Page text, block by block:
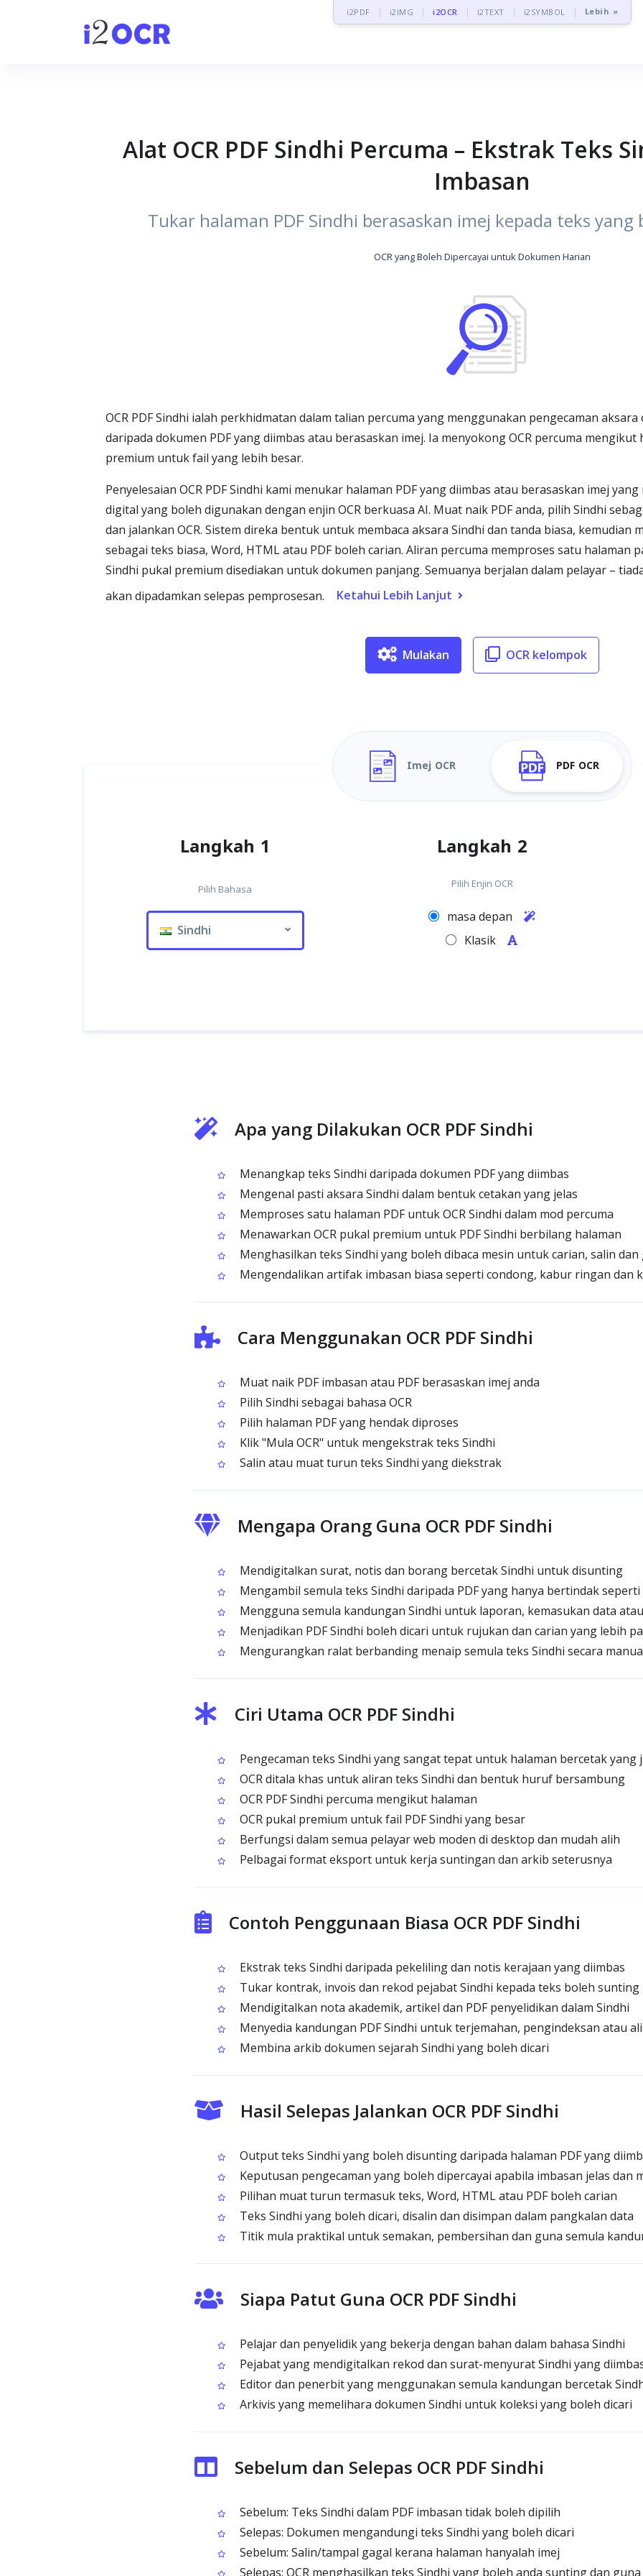
i2PDF i2IMG i2OCR i2TEXT i2SYMBOL Lebih »
Alat OCR PDF Sindhi Percuma – Ekstrak Teks
Imbasan
Tukar halaman PDF Sindhi berasaskan imej kepada teks
OCR yang Boleh Dipercayai untuk Dokumen Harian
OCR PDF Sindhi ialah perkhidmatan dalam talian percuma yang menggunakan pengecaman
daripada dokumen PDF yang diimbas atau berasaskan imej. Ia menyokong OCR percuma
premium untuk fail yang lebih besar.
Penyelesaian OCR PDF Sindhi kami menukar halaman PDF yang diimbas atau berasaskan imej
digital yang boleh digunakan dengan enjin OCR berkuasa AI. Muat naik PDF anda, pilih Sindhi
dan jalankan OCR. Sistem direka bentuk untuk membaca aksara Sindhi dan tanda biasa,
sebagai teks biasa, Word, HTML atau PDF boleh carian. Aliran percuma memproses satu halaman
Sindhi pukal premium disediakan untuk dokumen panjang. Semuanya berjalan dalam pelayar –
akan dipadamkan selepas pemprosesan.
Ketahui Lebih Lanjut
Mulakan OCR kelompok
Imej OCR PDF OCR
Langkah 1
Pilih Bahasa
Sindhi
Langkah 2
Pilih Enjin OCR
masa depan
Klasik
Apa yang Dilakukan OCR PDF Sindhi
Menangkap teks Sindhi daripada dokumen PDF yang diimbas
Mengenal pasti aksara Sindhi dalam bentuk cetakan yang jelas
Memproses satu halaman PDF untuk OCR Sindhi dalam mod percuma
Menawarkan OCR pukal premium untuk PDF Sindhi berbilang halaman
Menghasilkan teks Sindhi yang boleh dibaca mesin untuk carian, salin dan
Mengendalikan artifak imbasan biasa seperti condong, kabur ringan dan
Cara Menggunakan OCR PDF Sindhi
Muat naik PDF imbasan atau PDF berasaskan imej anda
Pilih Sindhi sebagai bahasa OCR
Pilih halaman PDF yang hendak diproses
Klik "Mula OCR" untuk mengekstrak teks Sindhi
Salin atau muat turun teks Sindhi yang diekstrak
Mengapa Orang Guna OCR PDF Sindhi
Mendigitalkan surat, notis dan borang bercetak Sindhi untuk disunting
Mengambil semula teks Sindhi daripada PDF yang hanya bertindak seperti
Mengguna semula kandungan Sindhi untuk laporan, kemasukan data
Menjadikan PDF Sindhi boleh dicari untuk rujukan dan carian yang lebih
Mengurangkan ralat berbanding menaip semula teks Sindhi secara
Ciri Utama OCR PDF Sindhi
Pengecaman teks Sindhi yang sangat tepat untuk halaman bercetak yang
OCR ditala khas untuk aliran teks Sindhi dan bentuk huruf bersambung
OCR PDF Sindhi percuma mengikut halaman
OCR pukal premium untuk fail PDF Sindhi yang besar
Berfungsi dalam semua pelayar web moden di desktop dan mudah alih
Pelbagai format eksport untuk kerja suntingan dan arkib seterusnya
Contoh Penggunaan Biasa OCR PDF Sindhi
Ekstrak teks Sindhi daripada pekeliling dan notis kerajaan yang diimbas
Tukar kontrak, invois dan rekod pejabat Sindhi kepada teks boleh sunting
Mendigitalkan nota akademik, artikel dan PDF penyelidikan dalam Sindhi
Menyedia kandungan PDF Sindhi untuk terjemahan, pengindeksan atau
Membina arkib dokumen sejarah Sindhi yang boleh dicari
Hasil Selepas Jalankan OCR PDF Sindhi
Output teks Sindhi yang boleh disunting daripada halaman PDF yang
Keputusan pengecaman yang boleh dipercayai apabila imbasan jelas dan
Pilihan muat turun termasuk teks, Word, HTML atau PDF boleh carian
Teks Sindhi yang boleh dicari, disalin dan disimpan dalam pangkalan data
Titik mula praktikal untuk semakan, pembersihan dan guna semula
Siapa Patut Guna OCR PDF Sindhi
Pelajar dan penyelidik yang bekerja dengan bahan dalam bahasa Sindhi
Pejabat yang mendigitalkan rekod dan surat-menyurat Sindhi yang
Editor dan penerbit yang menggunakan semula kandungan bercetak
Arkivis yang memelihara dokumen Sindhi untuk koleksi yang boleh dicari
Sebelum dan Selepas OCR PDF Sindhi
Sebelum: Teks Sindhi dalam PDF imbasan tidak boleh dipilih
Selepas: Dokumen mengandungi teks Sindhi yang boleh dicari
Sebelum: Salin/tampal gagal kerana halaman hanyalah imej
Selepas: OCR menghasilkan teks Sindhi yang boleh anda sunting dan